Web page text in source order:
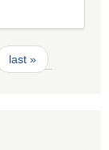
last »